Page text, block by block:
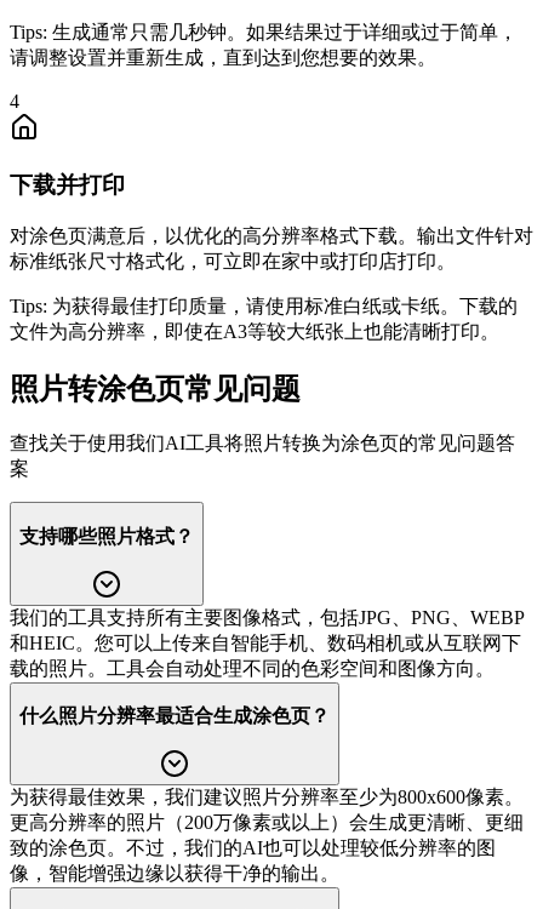
Tips: 生成通常只需几秒钟。如果结果过于详细或过于简单，
请调整设置并重新生成，直到达到您想要的效果。
4
下载并打印
对涂色页满意后，以优化的高分辨率格式下载。输出文件针对
标准纸张尺寸格式化，可立即在家中或打印店打印。
Tips: 为获得最佳打印质量，请使用标准白纸或卡纸。下载的
文件为高分辨率，即使在A3等较大纸张上也能清晰打印。
照片转涂色页常见问题
查找关于使用我们AI工具将照片转换为涂色页的常见问题答
案
支持哪些照片格式？
我们的工具支持所有主要图像格式，包括JPG、PNG、WEBP
和HEIC。您可以上传来自智能手机、数码相机或从互联网下
载的照片。工具会自动处理不同的色彩空间和图像方向。
什么照片分辨率最适合生成涂色页？
为获得最佳效果，我们建议照片分辨率至少为800x600像素。
更高分辨率的照片（200万像素或以上）会生成更清晰、更细
致的涂色页。不过，我们的AI也可以处理较低分辨率的图
像，智能增强边缘以获得干净的输出。